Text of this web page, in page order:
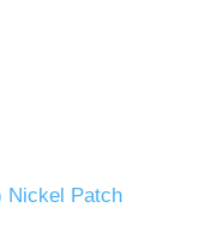
Nickel Patch